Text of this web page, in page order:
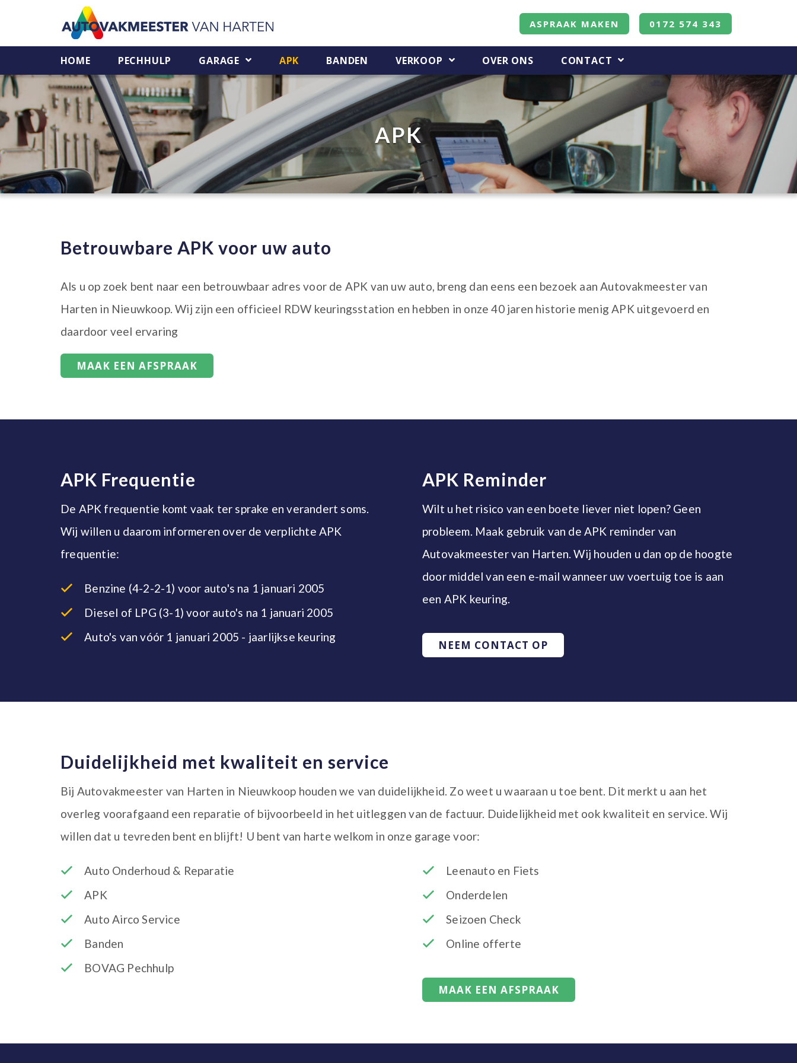
ASPRAAK MAKEN 0172 574 343
HOME PECHHULP GARAGE APK BANDEN VERKOOP OVER ONS CONTACT
APK
Betrouwbare APK voor uw auto
Als u op zoek bent naar een betrouwbaar adres voor de APK van uw auto, breng dan eens een bezoek aan Autovakmeester van
Harten in Nieuwkoop. Wij zijn een officieel RDW keuringsstation en hebben in onze 40 jaren historie menig APK uitgevoerd en
daardoor veel ervaring
MAAK EEN AFSPRAAK
APK Frequentie
De APK frequentie komt vaak ter sprake en verandert soms.
Wij willen u daarom informeren over de verplichte APK
frequentie:
Benzine (4-2-2-1) voor auto's na 1 januari 2005
Diesel of LPG (3-1) voor auto's na 1 januari 2005
Auto's van vóór 1 januari 2005 - jaarlijkse keuring
APK Reminder
Wilt u het risico van een boete liever niet lopen? Geen
probleem. Maak gebruik van de APK reminder van
Autovakmeester van Harten. Wij houden u dan op de hoogte
door middel van een e-mail wanneer uw voertuig toe is aan
een APK keuring.
NEEM CONTACT OP
Duidelijkheid met kwaliteit en service
Bij Autovakmeester van Harten in Nieuwkoop houden we van duidelijkheid. Zo weet u waaraan u toe bent. Dit merkt u aan het
overleg voorafgaand een reparatie of bijvoorbeeld in het uitleggen van de factuur. Duidelijkheid met ook kwaliteit en service. Wij
willen dat u tevreden bent en blijft! U bent van harte welkom in onze garage voor:
Auto Onderhoud & Reparatie
APK
Auto Airco Service
Banden
BOVAG Pechhulp
Leenauto en Fiets
Onderdelen
Seizoen Check
Online offerte
MAAK EEN AFSPRAAK